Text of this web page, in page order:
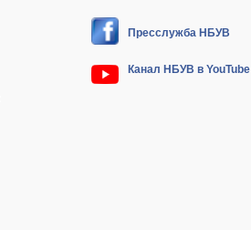
Пресслужба НБУВ
Канал НБУВ в YouTube